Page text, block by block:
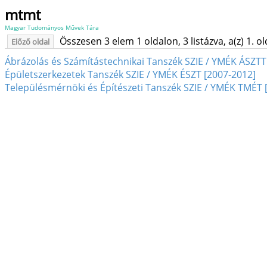
mtmt
Magyar Tudományos Művek Tára
Előző oldal
Összesen 3 elem 1 oldalon, 3 listázva, a(z) 1.
Ábrázolás és Számítástechnikai Tanszék SZIE / YMÉK
Épületszerkezetek Tanszék SZIE / YMÉK ÉSZT [2007-2012]
Településmérnöki és Építészeti Tanszék SZIE / YMÉK TMÉT